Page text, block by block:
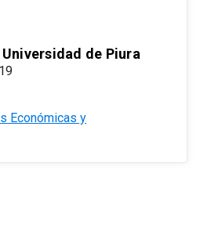
de Piura
Económicas y